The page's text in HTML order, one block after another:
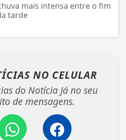
mais intensa entre o fim
tarde
NO CELULAR
do Notícia Já no seu
de mensagens.